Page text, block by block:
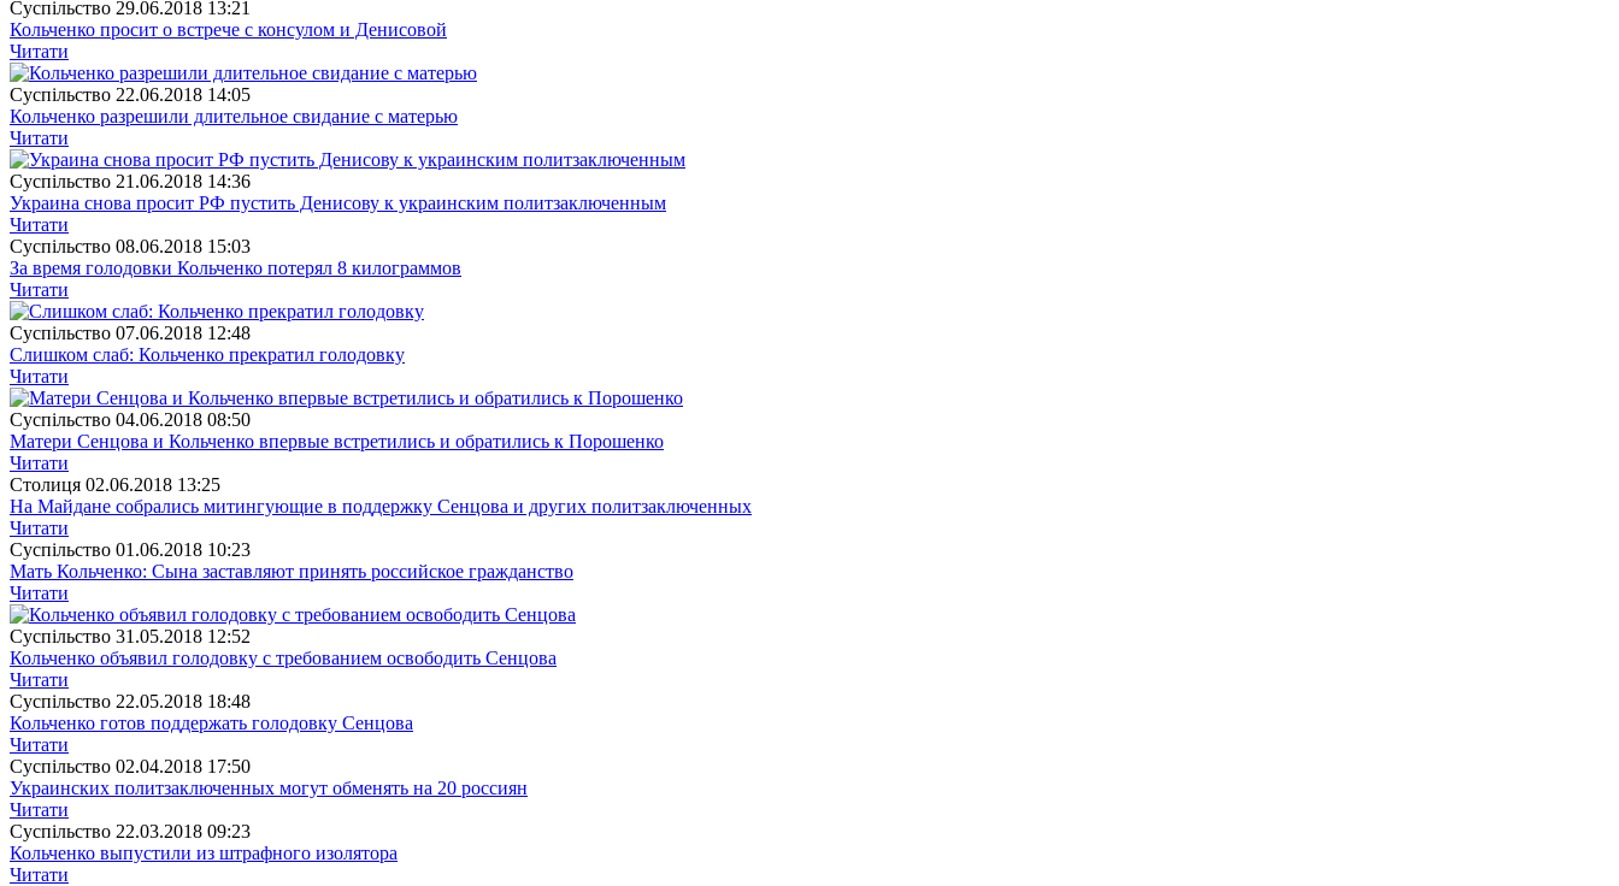
Суспiльство 29.06.2018 13:21
Кольченко просит о встрече с консулом и Денисовой
Читати
Суспiльство 22.06.2018 14:05
Кольченко разрешили длительное свидание с матерью
Читати
Суспiльство 21.06.2018 14:36
Украина снова просит РФ пустить Денисову к украинским политзаключенным
Читати
Суспiльство 08.06.2018 15:03
За время голодовки Кольченко потерял 8 килограммов
Читати
Суспiльство 07.06.2018 12:48
Слишком слаб: Кольченко прекратил голодовку
Читати
Суспiльство 04.06.2018 08:50
Матери Сенцова и Кольченко впервые встретились и обратились к Порошенко
Читати
Столиця 02.06.2018 13:25
На Майдане собрались митингующие в поддержку Сенцова и других политзаключенных
Читати
Суспiльство 01.06.2018 10:23
Мать Кольченко: Сына заставляют принять российское гражданство
Читати
Суспiльство 31.05.2018 12:52
Кольченко объявил голодовку с требованием освободить Сенцова
Читати
Суспiльство 22.05.2018 18:48
Кольченко готов поддержать голодовку Сенцова
Читати
Суспiльство 02.04.2018 17:50
Украинских политзаключенных могут обменять на 20 россиян
Читати
Суспiльство 22.03.2018 09:23
Кольченко выпустили из штрафного изолятора
Читати